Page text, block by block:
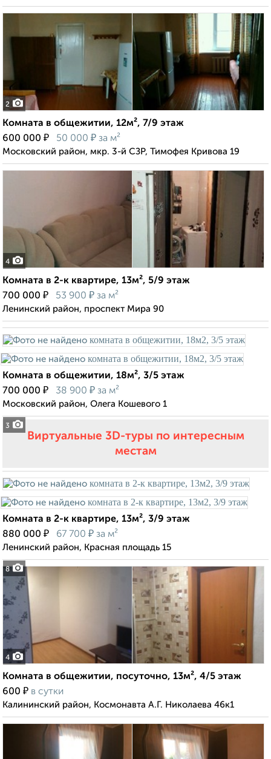
2
Комната в общежитии, 12м², 7/9 этаж
600 000 ₽ 50 000 ₽ за м²
Московский район, мкр. 3-й СЗР, Тимофея Кривова 19
4
Комната в 2-к квартире, 13м², 5/9 этаж
700 000 ₽ 53 900 ₽ за м²
Ленинский район, проспект Мира 90
3
Комната в общежитии, 18м², 3/5 этаж
700 000 ₽ 38 900 ₽ за м²
Московский район, Олега Кошевого 1
Виртуальные 3D-туры по интересным
местам
8
Комната в 2-к квартире, 13м², 3/9 этаж
880 000 ₽ 67 700 ₽ за м²
Ленинский район, Красная площадь 15
4
Комната в общежитии, посуточно, 13м², 4/5 этаж
600 ₽ в сутки
Калининский район, Космонавта А.Г. Николаева 46к1